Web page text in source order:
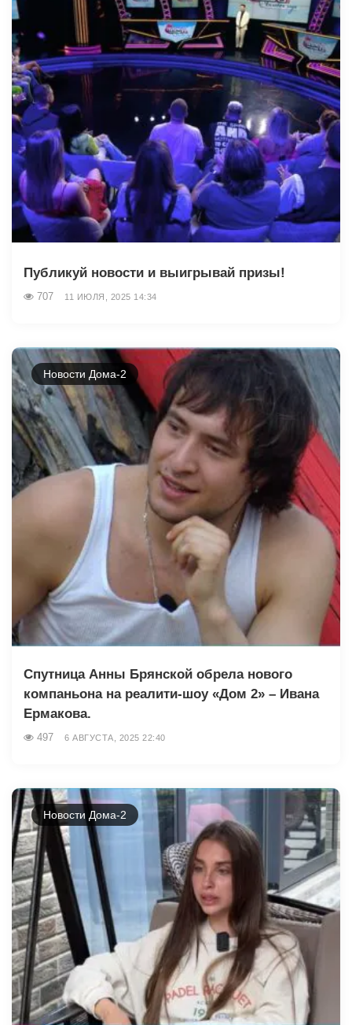
Публикуй новости и выигрывай призы!
707 11 ИЮЛЯ, 2025 14:34
Новости Дома-2
Спутница Анны Брянской обрела нового
компаньона на реалити-шоу «Дом 2» – Ивана
Ермакова.
497 6 АВГУСТА, 2025 22:40
Новости Дома-2